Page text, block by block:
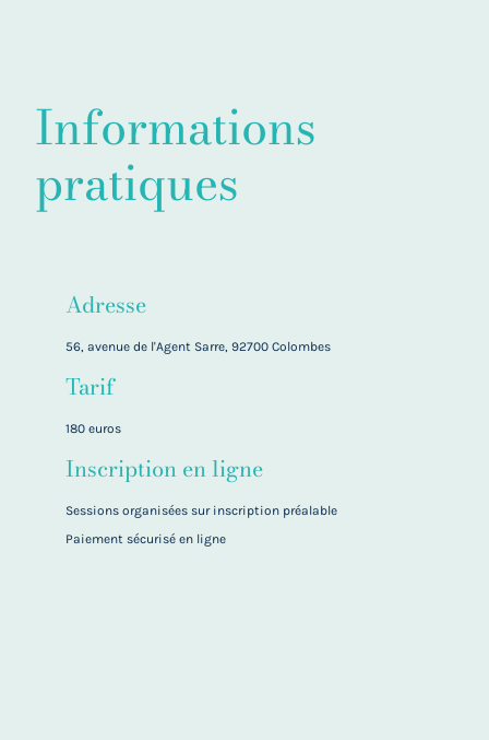
Informations
pratiques
Adresse
56, avenue de l'Agent Sarre, 92700 Colombes
Tarif
180 euros
Inscription en ligne
Sessions organisées sur inscription préalable
Paiement sécurisé en ligne